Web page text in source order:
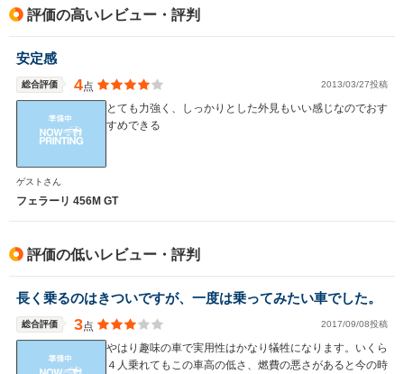
評価の高いレビュー・評判
安定感
総合評価 4点 2013/03/27投稿
とても力強く、しっかりとした外見もいい感じなのでおす
すめできる
ゲストさん
フェラーリ 456M GT
評価の低いレビュー・評判
長く乗るのはきついですが、一度は乗ってみたい車でした。
総合評価 3点 2017/09/08投稿
やはり趣味の車で実用性はかなり犠牲になります。いくら
４人乗れてもこの車高の低さ、燃費の悪さがあると今の時